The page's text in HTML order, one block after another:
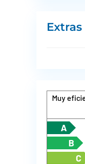
Extras
Muy
A
B
C